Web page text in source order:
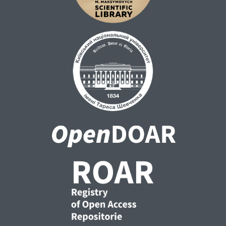
народом естетичний ідеал щастя і
протистояння всьому, що йому
перешкоджає. Французький і український
письменники Вольтер та І. Котляревський
відкривали нові засоби зображення
дійсності, що сприяли формуванню
морально-естетичних ідеалів своїх
сучасників. Їхній творчий універсалізм
спрямований у майбутнє.